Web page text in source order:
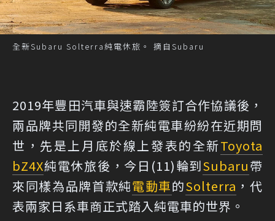
全新Subaru Solterra純電休旅。 摘自Subaru
2019年豐田汽車與速霸陸簽訂合作協議後，
兩品牌共同開發的全新純電車紛紛在近期問
世，先是上月底於線上發表的全新Toyota
bZ4X純電休旅後，今日(11)輪到Subaru帶
來同樣為品牌首款純電動車的Solterra ，代
表兩家日系車商正式踏入純電車的世界。